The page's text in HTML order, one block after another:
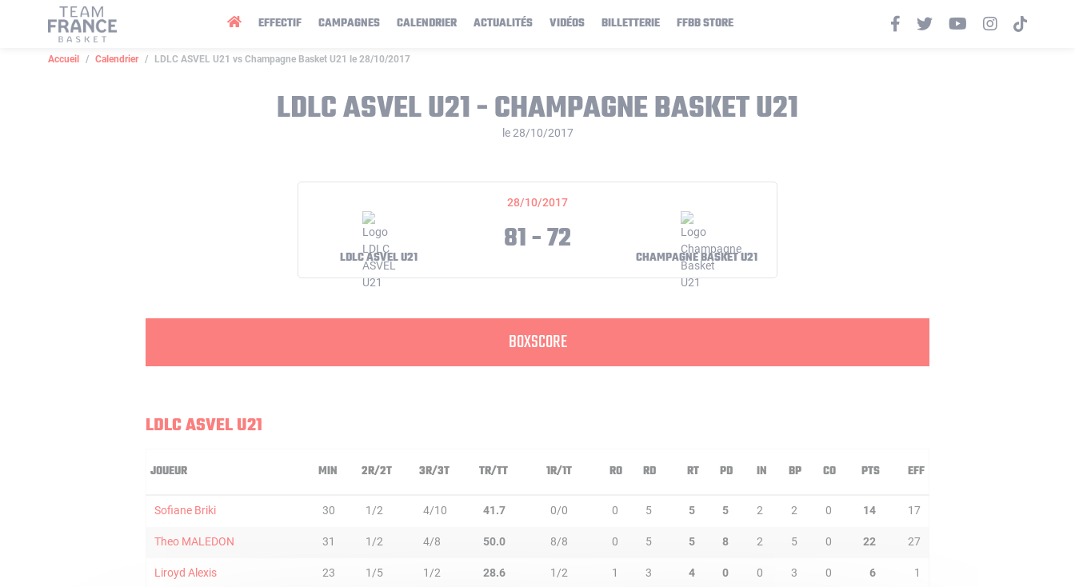
EFFECTIF CAMPAGNES CALENDRIER ACTUALITÉS VIDÉOS BILLETTERIE FFBB STORE
Accueil Calendrier LDLC ASVEL U21 vs Champagne Basket U21 le 28/10/2017
LDLC ASVEL U21 - CHAMPAGNE BASKET U21
le 28/10/2017
28/10/2017
LDLC ASVEL U21 81 - 72 CHAMPAGNE BASKET U21
BOXSCORE
LDLC ASVEL U21
JOUEUR MIN 2R/2T 3R/3T TR/TT 1R/1T RO RD RT PD IN BP CO PTS EFF
Sofiane Briki 30 1/2 4/10 41.7 0/0 0 5 5 5 2 2 0 14 17
Theo MALEDON 31 1/2 4/8 50.0 8/8 0 5 5 8 2 5 0 22 27
Liroyd Alexis 23 1/5 1/2 28.6 1/2 1 3 4 0 0 3 0 6 1
Panneau de gestion des cookies